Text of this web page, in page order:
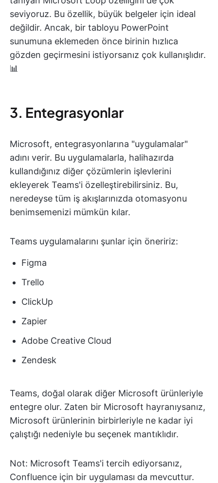
seviyoruz. Bu özellik, büyük belgeler için ideal
değildir. Ancak, bir tabloyu PowerPoint
sunumuna eklemeden önce birinin hızlıca
gözden geçirmesini istiyorsanız çok kullanışlıdır.
📊
3. Entegrasyonlar
Microsoft, entegrasyonlarına "uygulamalar"
adını verir. Bu uygulamalarla, halihazırda
kullandığınız diğer çözümlerin işlevlerini
ekleyerek Teams'i özelleştirebilirsiniz. Bu,
neredeyse tüm iş akışlarınızda otomasyonu
benimsemenizi mümkün kılar.
Teams uygulamalarını şunlar için öneririz:
Figma
Trello
ClickUp
Zapier
Adobe Creative Cloud
Zendesk
Teams, doğal olarak diğer Microsoft ürünleriyle
entegre olur. Zaten bir Microsoft hayranıysanız,
Microsoft ürünlerinin birbirleriyle ne kadar iyi
çalıştığı nedeniyle bu seçenek mantıklıdır.
Not: Microsoft Teams'i tercih ediyorsanız,
Confluence için bir uygulaması da mevcuttur.